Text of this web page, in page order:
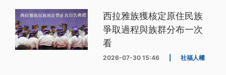
西拉雅族獲核定原住民族
爭取過程與族群分布一次
看
2026-07-30 15:46 社福人權